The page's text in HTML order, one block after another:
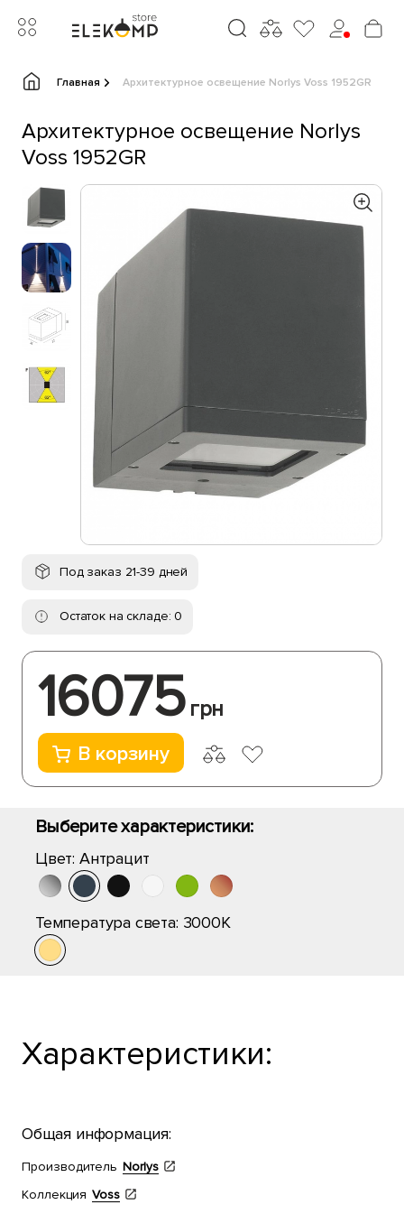
Главная Архитектурное освещение Norlys Voss 1952GR
Архитектурное освещение Norlys
Voss 1952GR
Под заказ 21-39 дней
Остаток на складе: 0
16075 грн
В корзину
Выберите характеристики:
Цвет: Антрацит
Температура света: 3000K
Характеристики:
Общая информация:
Производитель Norlys
Коллекция Voss